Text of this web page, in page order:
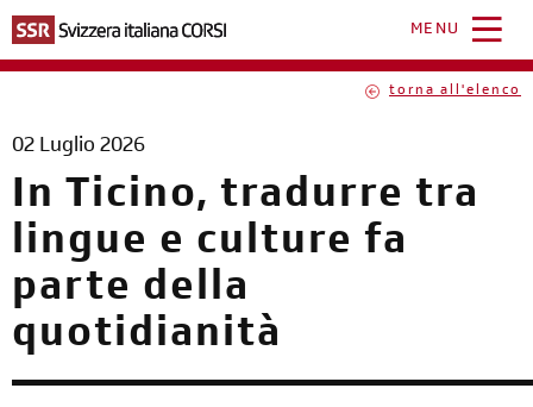
contenuto
principale
MENU
torna all'elenco
In Ticino, tradurre tra
lingue e culture fa
parte della
quotidianità
02 Luglio 2026